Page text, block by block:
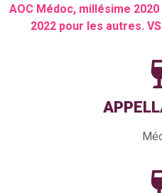
AOC Médoc, millésime
2022 pour les autres.